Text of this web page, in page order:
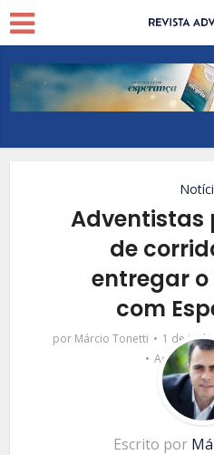
de
entregar o
com
por Márcio Tonetti 1 de
Adicionar
Escrito por